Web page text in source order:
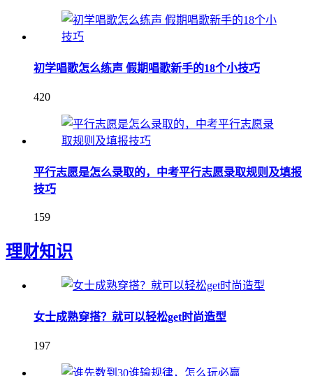
初学唱歌怎么练声 假期唱歌新手的18个小技巧
420
平行志愿是怎么录取的，中考平行志愿录取规则及填报
技巧
159
理财知识
女士成熟穿搭？就可以轻松get时尚造型
197